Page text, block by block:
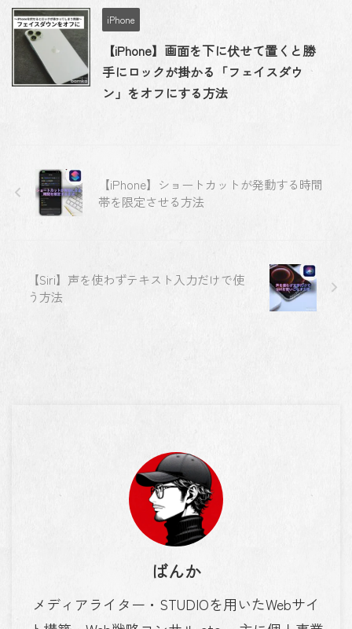
iPhone
【iPhone】画面を下に伏せて置くと勝
手にロックが掛かる「フェイスダウ
ン」をオフにする方法
【iPhone】ショートカットが発動する時間
帯を限定させる方法
【Siri】声を使わずテキスト入力だけで使
う方法
ばんか
メディアライター・STUDIOを用いたWebサイ